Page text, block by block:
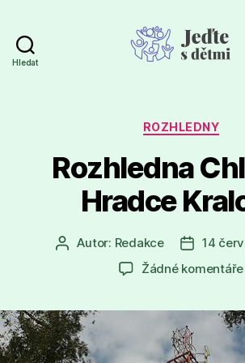
Hledat
Rubriky
ROZHLEDNY
Rozhledna
Hradce
AutorAutor: Redakce
Datum
příspěvku
14
Žádné komentářeu